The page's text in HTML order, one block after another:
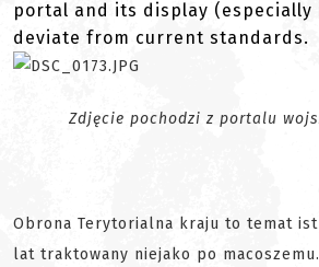
portal and its display (especially
deviate from current standards.
Zdjęcie pochodzi z portalu
Obrona Terytorialna kraju to temat
lat traktowany niejako po